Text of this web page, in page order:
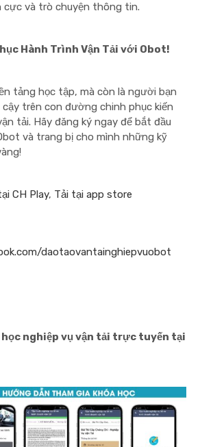
và trò chuyện thông tin.
Hành Trình Vận Tải với Obot!
tảng học tập, mà còn là người bạn
trên con đường chinh phục kiến
tải. Hãy đăng ký ngay để bắt đầu
và trang bị cho mình những kỹ
CH Play, Tải tại app store
daotaovantainghiepvuobot
nghiệp vụ vận tải trực tuyến tại